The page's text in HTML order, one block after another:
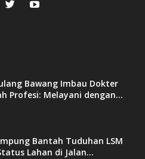
Bawang Imbau Dokter
Profesi: Melayani dengan...
Bantah Tuduhan LSM
Lahan di Jalan...